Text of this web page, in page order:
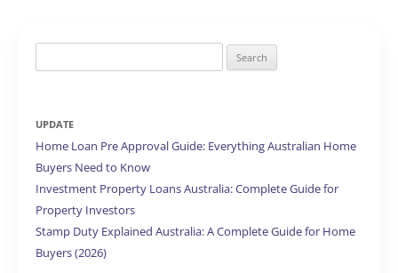
for:
UPDATE
Home Loan Pre Approval Guide: Everything Australian Home
Buyers Need to Know
Investment Property Loans Australia: Complete Guide for
Property Investors
Stamp Duty Explained Australia: A Complete Guide for Home
Buyers (2026)